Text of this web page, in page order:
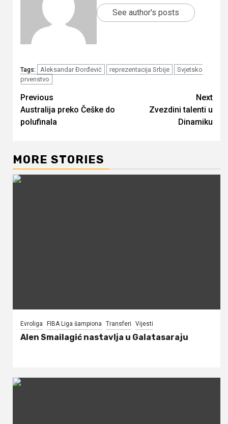
See author's posts
Tags: Aleksandar Đorđević reprezentacija Srbije
Svjetsko
prvenstvo
Continue
Reading
Previous
Australija preko Češke do
polufinala
Next
Zvezdini talenti u
Dinamiku
MORE STORIES
Evroliga FIBA Liga šampiona Transferi Vijesti
Alen Smailagić nastavlja u Galatasaraju